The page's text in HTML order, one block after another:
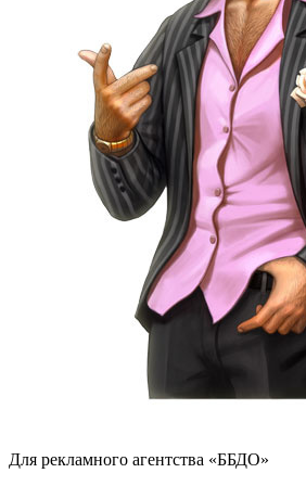
Для рекламного агентства «ББДО»